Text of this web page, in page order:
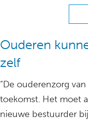
Ouderen
zelf
“De ouderenzorg
toekomst. Het moet
nieuwe bestuurder